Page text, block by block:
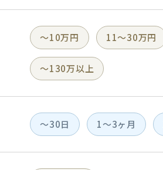
〜10万円 11〜30万円
〜130万以上
〜30日 1〜3ヶ月